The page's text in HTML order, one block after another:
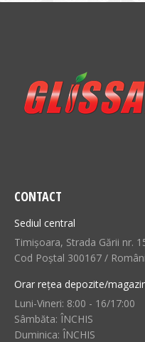
CONTACT
Sediul central
Timișoara, Strada Gării nr.
Cod Poștal 300167 /
Orar rețea depozite/
Luni-Vineri: 8:00 - 16/17:00
Sâmbăta: ÎNCHIS
Duminica: ÎNCHIS